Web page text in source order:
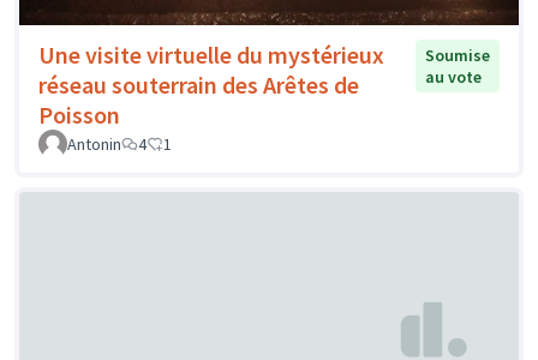
Une visite virtuelle du mystérieux
réseau souterrain des Arêtes de
Poisson
Soumise
au vote
Antonin 4 1